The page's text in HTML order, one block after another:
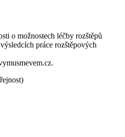
o možnostech léčby rozštěpů
práce rozštěpových